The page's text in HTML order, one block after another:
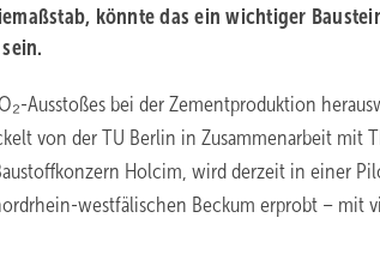
könnte das ein wichtiger
Ausstoßes bei der Zementproduktion
von der TU Berlin in Zusammenarbeit mit
Holcim, wird derzeit in einer
westfälischen Beckum erprobt – mit